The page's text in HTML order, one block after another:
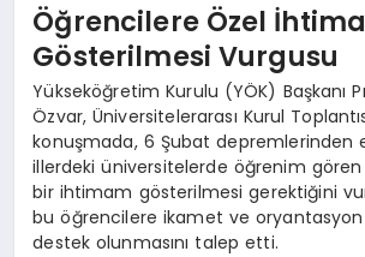
Öğrencilere Özel
Gösterilmesi Vurgusu
Yükseköğretim Kurulu (YÖK) Başkanı
Özvar, Üniversitelerarası Kurul
konuşmada, 6 Şubat depremlerinden
illerdeki üniversitelerde öğrenim
bir ihtimam gösterilmesi gerektiğini
bu öğrencilere ikamet ve
destek olunmasını talep etti.